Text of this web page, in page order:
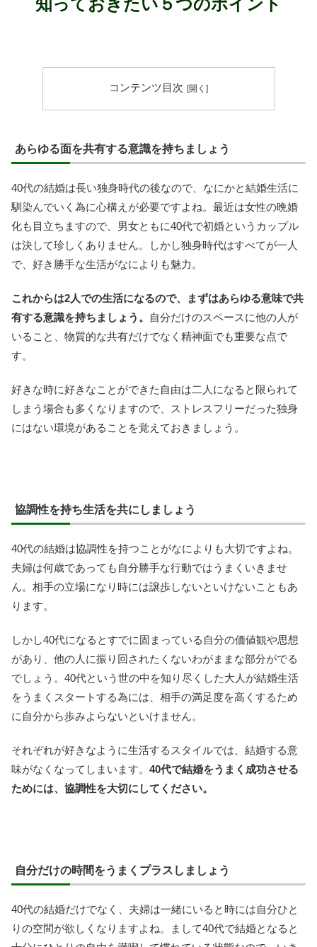
知っておきたい５つのポイント
コンテンツ目次
あらゆる面を共有する意識を持ちましょう
40代の結婚は長い独身時代の後なので、なにかと結婚生活に
馴染んでいく為に心構えが必要ですよね。最近は女性の晩婚
化も目立ちますので、男女ともに40代で初婚というカップル
は決して珍しくありません。しかし独身時代はすべてが一人
で、好き勝手な生活がなによりも魅力。
これからは2人での生活になるので、まずはあらゆる意味で共
有する意識を持ちましょう。
自分だけのスペースに他の人が
いること、物質的な共有だけでなく精神面でも重要な点で
す。
好きな時に好きなことができた自由は二人になると限られて
しまう場合も多くなりますので、ストレスフリーだった独身
にはない環境があることを覚えておきましょう。
協調性を持ち生活を共にしましょう
40代の結婚は協調性を持つことがなによりも大切ですよね。
夫婦は何歳であっても自分勝手な行動ではうまくいきませ
ん。相手の立場になり時には譲歩しないといけないこともあ
ります。
しかし40代になるとすでに固まっている自分の価値観や思想
があり、他の人に振り回されたくないわがままな部分がでる
でしょう。40代という世の中を知り尽くした大人が結婚生活
をうまくスタートする為には、相手の満足度を高くするため
に自分から歩みよらないといけません。
それぞれが好きなように生活するスタイルでは、結婚する意
味がなくなってしまいます。 40代で結婚をうまく成功させる
ためには、協調性を大切にしてください。
自分だけの時間をうまくプラスしましょう
40代の結婚だけでなく、夫婦は一緒にいると時には自分ひと
りの空間が欲しくなりますよね。まして40代で結婚となると